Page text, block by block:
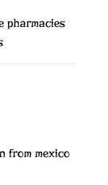
pharmacies
from mexico